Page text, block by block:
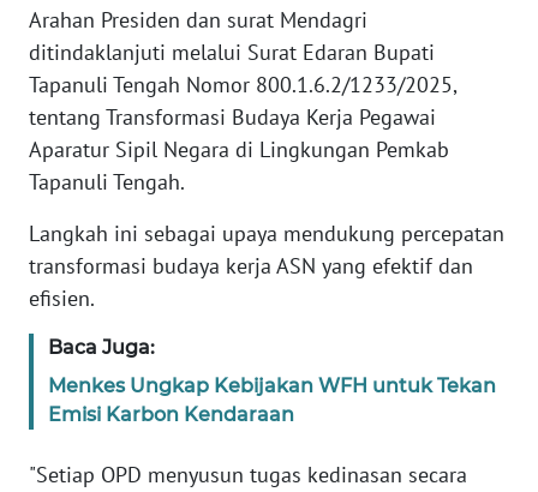
Arahan Presiden dan surat Mendagri
ditindaklanjuti melalui Surat Edaran Bupati
Tapanuli Tengah Nomor 800.1.6.2/1233/2025,
tentang Transformasi Budaya Kerja Pegawai
Aparatur Sipil Negara di Lingkungan Pemkab
Tapanuli Tengah.
Langkah ini sebagai upaya mendukung percepatan
transformasi budaya kerja ASN yang efektif dan
efisien.
Baca Juga:
Menkes Ungkap Kebijakan WFH untuk Tekan
Emisi Karbon Kendaraan
"Setiap OPD menyusun tugas kedinasan secara
RIAU
SERAMBI
WN
JAMBI
WN
SULTRA
WN